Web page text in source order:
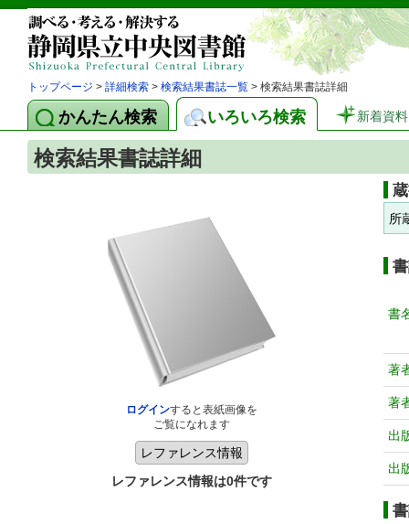
トップページ > 詳細検索 > 検索結果書誌一覧 > 検索結果書誌詳細
かんたん検索 いろいろ検索 新着資料
検索結果書誌詳細
ログインすると表紙画像を
ご覧になれます
レファレンス情報は0件です
所
書
著
著
出
出